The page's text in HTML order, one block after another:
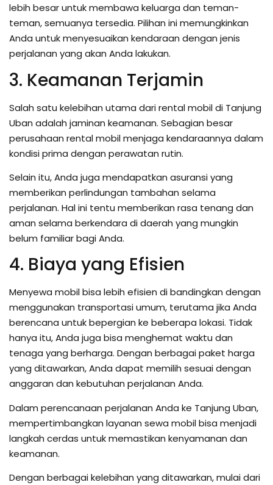
lebih besar untuk membawa keluarga dan teman-
teman, semuanya tersedia. Pilihan ini memungkinkan
Anda untuk menyesuaikan kendaraan dengan jenis
perjalanan yang akan Anda lakukan.
3. Keamanan Terjamin
Salah satu kelebihan utama dari rental mobil di Tanjung
Uban adalah jaminan keamanan. Sebagian besar
perusahaan rental mobil menjaga kendaraannya dalam
kondisi prima dengan perawatan rutin.
Selain itu, Anda juga mendapatkan asuransi yang
memberikan perlindungan tambahan selama
perjalanan. Hal ini tentu memberikan rasa tenang dan
aman selama berkendara di daerah yang mungkin
belum familiar bagi Anda.
4. Biaya yang Efisien
Menyewa mobil bisa lebih efisien di bandingkan dengan
menggunakan transportasi umum, terutama jika Anda
berencana untuk bepergian ke beberapa lokasi. Tidak
hanya itu, Anda juga bisa menghemat waktu dan
tenaga yang berharga. Dengan berbagai paket harga
yang ditawarkan, Anda dapat memilih sesuai dengan
anggaran dan kebutuhan perjalanan Anda.
Dalam perencanaan perjalanan Anda ke Tanjung Uban,
mempertimbangkan layanan sewa mobil bisa menjadi
langkah cerdas untuk memastikan kenyamanan dan
keamanan.
Dengan berbagai kelebihan yang ditawarkan, mulai dari